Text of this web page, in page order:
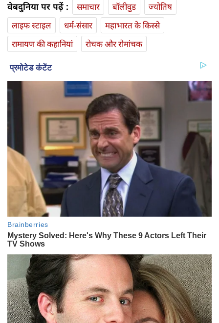
वेबदुनिया पर पढ़ें : समाचार बॉलीवुड
ज्योतिष
लाइफ स्‍टाइल
धर्म-संसार
महाभारत के किस्से
रामायण की कहानियां
रोचक और रोमांचक